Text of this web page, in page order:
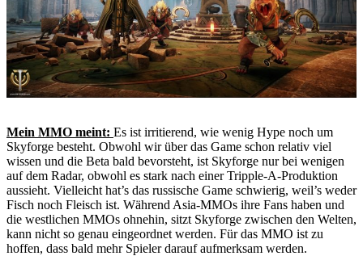
Mein MMO meint: Es ist irritierend, wie wenig Hype noch um
Skyforge besteht. Obwohl wir über das Game schon relativ viel
wissen und die Beta bald bevorsteht, ist Skyforge nur bei wenigen
auf dem Radar, obwohl es stark nach einer Tripple-A-Produktion
aussieht. Vielleicht hat’s das russische Game schwierig, weil’s weder
Fisch noch Fleisch ist. Während Asia-MMOs ihre Fans haben und
die westlichen MMOs ohnehin, sitzt Skyforge zwischen den Welten,
kann nicht so genau eingeordnet werden. Für das MMO ist zu
hoffen, dass bald mehr Spieler darauf aufmerksam werden.